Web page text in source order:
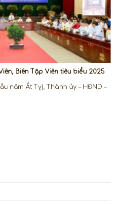
Biên Tập Viên tiêu biểu 2025
năm Ất Tỵ), Thành ủy – HĐND –